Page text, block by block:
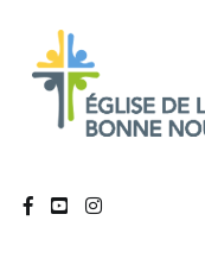
contenu